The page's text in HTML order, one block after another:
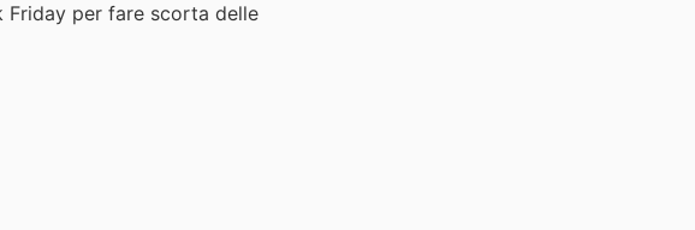
per fare scorta delle